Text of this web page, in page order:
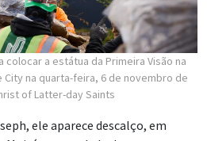
colocar a estátua da Primeira Visão na
City na quarta-feira, 6 de novembro de
of Latter-day Saints
ele aparece descalço, em